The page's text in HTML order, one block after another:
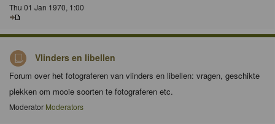
Thu 01 Jan 1970, 1:00
Vlinders en libellen
Forum over het fotograferen van vlinders en libellen: vragen, geschikte
plekken om mooie soorten te fotograferen etc.
Moderator Moderators